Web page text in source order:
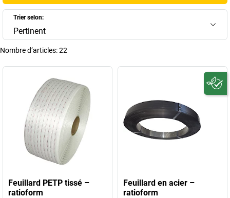
+Afficher plus
Trier selon:
Pertinent
Nombre d’articles:22
Feuillard PETP tissé –
ratioform
Feuillard en acier –
ratioform